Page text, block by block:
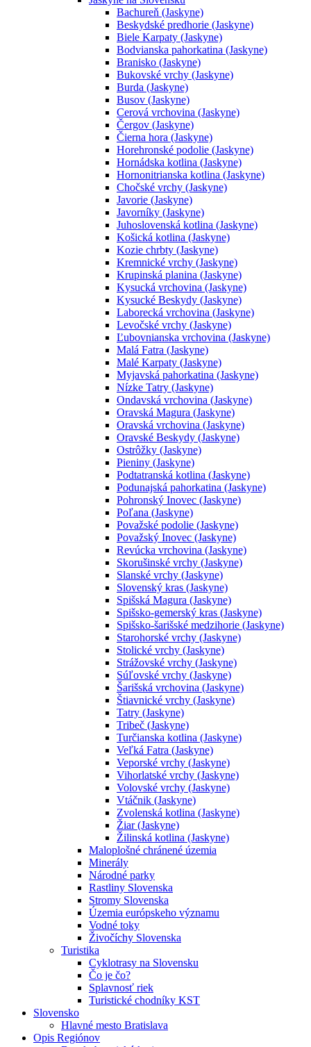
Bachureň (Jaskyne)
Beskydské predhorie (Jaskyne)
Biele Karpaty (Jaskyne)
Bodvianska pahorkatina (Jaskyne)
Branisko (Jaskyne)
Bukovské vrchy (Jaskyne)
Burda (Jaskyne)
Busov (Jaskyne)
Cerová vrchovina (Jaskyne)
Čergov (Jaskyne)
Čierna hora (Jaskyne)
Horehronské podolie (Jaskyne)
Hornádska kotlina (Jaskyne)
Hornonitrianska kotlina (Jaskyne)
Chočské vrchy (Jaskyne)
Javorie (Jaskyne)
Javorníky (Jaskyne)
Juhoslovenská kotlina (Jaskyne)
Košická kotlina (Jaskyne)
Kozie chrbty (Jaskyne)
Kremnické vrchy (Jaskyne)
Krupinská planina (Jaskyne)
Kysucká vrchovina (Jaskyne)
Kysucké Beskydy (Jaskyne)
Laborecká vrchovina (Jaskyne)
Levočské vrchy (Jaskyne)
Ľubovnianska vrchovina (Jaskyne)
Malá Fatra (Jaskyne)
Malé Karpaty (Jaskyne)
Myjavská pahorkatina (Jaskyne)
Nízke Tatry (Jaskyne)
Ondavská vrchovina (Jaskyne)
Oravská Magura (Jaskyne)
Oravská vrchovina (Jaskyne)
Oravské Beskydy (Jaskyne)
Ostrôžky (Jaskyne)
Pieniny (Jaskyne)
Podtatranská kotlina (Jaskyne)
Podunajská pahorkatina (Jaskyne)
Pohronský Inovec (Jaskyne)
Poľana (Jaskyne)
Považské podolie (Jaskyne)
Považský Inovec (Jaskyne)
Revúcka vrchovina (Jaskyne)
Skorušinské vrchy (Jaskyne)
Slanské vrchy (Jaskyne)
Slovenský kras (Jaskyne)
Spišská Magura (Jaskyne)
Spišsko-gemerský kras (Jaskyne)
Spišsko-šarišské medzihorie (Jaskyne)
Starohorské vrchy (Jaskyne)
Stolické vrchy (Jaskyne)
Strážovské vrchy (Jaskyne)
Súľovské vrchy (Jaskyne)
Šarišská vrchovina (Jaskyne)
Štiavnické vrchy (Jaskyne)
Tatry (Jaskyne)
Tribeč (Jaskyne)
Turčianska kotlina (Jaskyne)
Veľká Fatra (Jaskyne)
Veporské vrchy (Jaskyne)
Vihorlatské vrchy (Jaskyne)
Volovské vrchy (Jaskyne)
Vtáčnik (Jaskyne)
Zvolenská kotlina (Jaskyne)
Žiar (Jaskyne)
Žilinská kotlina (Jaskyne)
Maloplošné chránené územia
Minerály
Národné parky
Rastliny Slovenska
Stromy Slovenska
Územia európskeho významu
Vodné toky
Živočíchy Slovenska
Turistika
Cyklotrasy na Slovensku
Čo je čo?
Splavnosť riek
Turistické chodníky KST
Slovensko
Hlavné mesto Bratislava
Opis Regiónov